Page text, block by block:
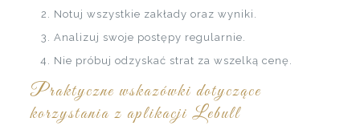
Notuj wszystkie zakłady oraz wyniki.
Analizuj swoje postępy regularnie.
Nie próbuj odzyskać strat za wszelką cenę.
Praktyczne wskazówki dotyczące
korzystania z aplikacji Lebull